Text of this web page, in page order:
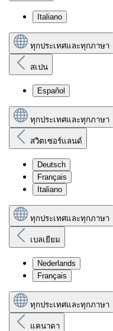
Italiano
ทุกประเทศและทุกภาษา
สเปน
Español
ทุกประเทศและทุกภาษา
สวิตเซอร์แลนด์
Deutsch
Français
Italiano
ทุกประเทศและทุกภาษา
เบลเยียม
Nederlands
Français
ทุกประเทศและทุกภาษา
แคนาดา